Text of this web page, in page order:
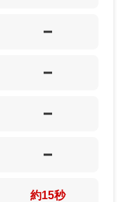
約15秒